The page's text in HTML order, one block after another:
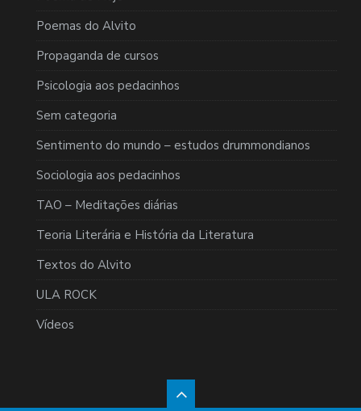
Poemas do Alvito
Propaganda de cursos
Psicologia aos pedacinhos
Sem categoria
Sentimento do mundo – estudos drummondianos
Sociologia aos pedacinhos
TAO – Meditações diárias
Teoria Literária e História da Literatura
Textos do Alvito
ULA ROCK
Vídeos